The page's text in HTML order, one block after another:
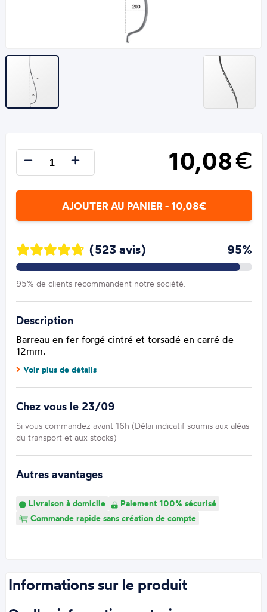
10,08€
AJOUTER AU PANIER - 10,08€
(523 avis) 95%
95% de clients recommandent notre société.
Description
Barreau en fer forgé cintré et torsadé en carré de
12mm.
Voir plus de détails
Chez vous le 23/09
Si vous commandez avant 16h (Délai indicatif soumis aux aléas
du transport et aux stocks)
Autres avantages
Livraison à domicile
Paiement 100% sécurisé
Commande rapide sans création de compte
Informations sur le produit